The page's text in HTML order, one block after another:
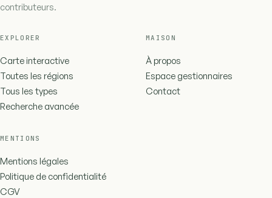
contributeurs.
EXPLORER
Carte interactive
Toutes les régions
Tous les types
Recherche avancée
MAISON
À propos
Espace gestionnaires
Contact
MENTIONS
Mentions légales
Politique de confidentialité
CGV